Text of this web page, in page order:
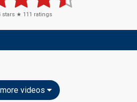
stars ★ 111 ratings
videos